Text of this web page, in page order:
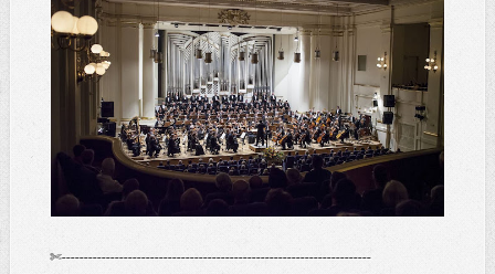
✄----------------------------------------------------------------------